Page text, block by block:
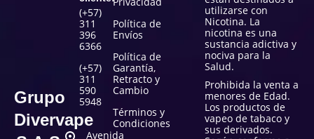
Grupo
Divervape
(+57)
311
396
6366
(+57)
311
590
5948
Avenida
Política de
Envíos
Política de
Garantía,
Retracto y
Cambio
Términos y
Condiciones
utilizarse con
Nicotina. La
nicotina es una
sustancia adictiva y
nociva para la
Salud.
Prohibida la venta a
menores de Edad.
Los productos de
vapeo de tabaco y
sus derivados.